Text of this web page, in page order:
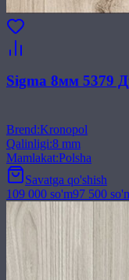
Sigma 8мм 5379
Brend:Kronopol
Qalinligi:8 mm
Mamlakat:Polsha
Savatga qo'shish
109 000 so'm97 500